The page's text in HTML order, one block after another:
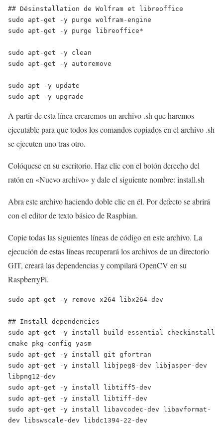
## Désinstallation de Wolfram et libreoffice
sudo apt-get -y purge wolfram-engine
sudo apt-get -y purge libreoffice*
sudo apt-get -y clean
sudo apt-get -y autoremove
sudo apt -y update
sudo apt -y upgrade
A partir de esta línea crearemos un archivo .sh que haremos
ejecutable para que todos los comandos copiados en el archivo .sh
se ejecuten uno tras otro.
Colóquese en su escritorio. Haz clic con el botón derecho del
ratón en «Nuevo archivo» y dale el siguiente nombre: install.sh
Abra este archivo haciendo doble clic en él. Por defecto se abrirá
con el editor de texto básico de Raspbian.
Copie todas las siguientes líneas de código en este archivo. La
ejecución de estas líneas recuperará los archivos de un directorio
GIT, creará las dependencias y compilará OpenCV en su
RaspberryPi.
sudo apt-get -y remove x264 libx264-dev
## Install dependencies
sudo apt-get -y install build-essential checkinstall
cmake pkg-config yasm
sudo apt-get -y install git gfortran
sudo apt-get -y install libjpeg8-dev libjasper-dev
libpng12-dev
sudo apt-get -y install libtiff5-dev
sudo apt-get -y install libtiff-dev
sudo apt-get -y install libavcodec-dev libavformat-
dev libswscale-dev libdc1394-22-dev